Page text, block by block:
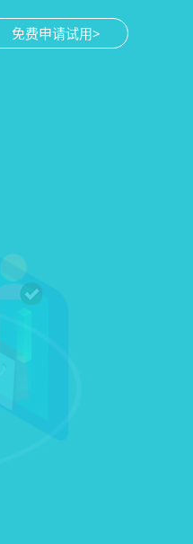
免费申请试用>